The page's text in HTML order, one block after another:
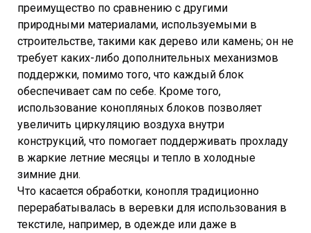
преимущество по сравнению с другими
природными материалами, используемыми в
строительстве, такими как дерево или камень; он не
требует каких-либо дополнительных механизмов
поддержки, помимо того, что каждый блок
обеспечивает сам по себе. Кроме того,
использование конопляных блоков позволяет
увеличить циркуляцию воздуха внутри
конструкций, что помогает поддерживать прохладу
в жаркие летние месяцы и тепло в холодные
зимние дни.
Что касается обработки, конопля традиционно
перерабатывалась в веревки для использования в
текстиле, например, в одежде или даже в